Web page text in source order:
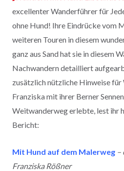
excellenter Wanderführer für
ohne Hund! Ihre Eindrücke vom
weiteren Touren in diesem
ganz aus Sand hat sie in diesem
Nachwandern detailliert
zusätzlich nützliche Hinweise
Franziska mit ihrer Berner
Weitwanderweg erlebte, lest ihr
Bericht:
Mit Hund auf dem Malerweg –
Franziska Rößner